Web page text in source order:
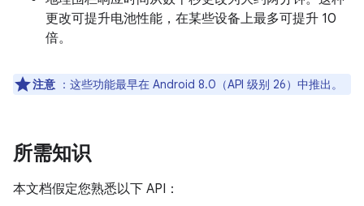
更改可提升电池性能，在某些设备上最多可提升 10
倍。
注意 ：这些功能最早在 Android 8.0（API 级别 26）中推出。
所需知识
本文档假定您熟悉以下 API：